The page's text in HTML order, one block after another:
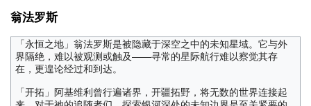
翁法罗斯
「永恒之地」翁法罗斯是被隐藏于深空之中的未知星域。它与外
界隔绝，难以被观测或触及——寻常的星际航行难以察觉其存
在，更遑论经过和到达。
「开拓」阿基维利曾行遍诸界，开疆拓野，将无数的世界连接起